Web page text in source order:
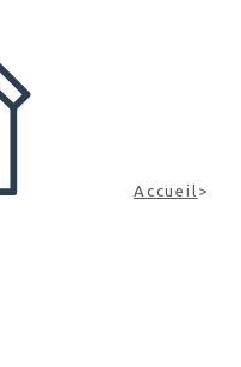
Accueil >